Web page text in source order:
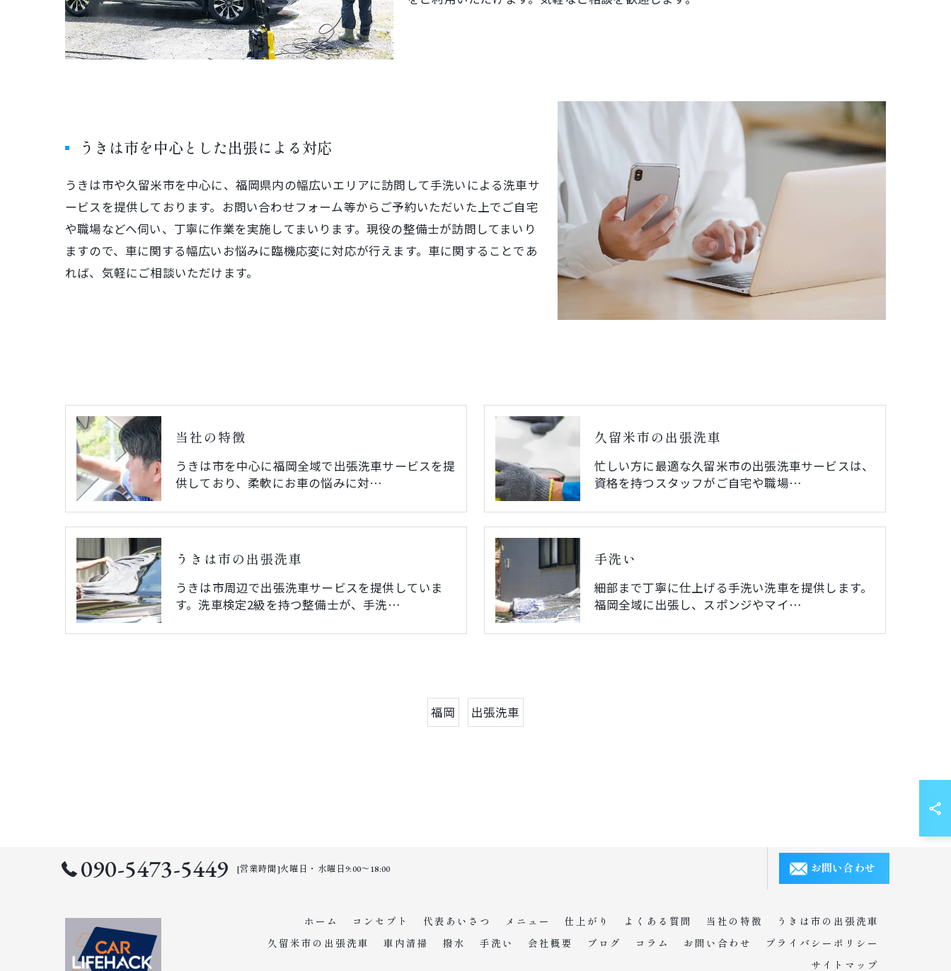
うきは市を中心とした出張による対応
うきは市や久留米市を中心に、福岡県内の幅広いエリアに訪問して手洗いによる洗車サ
ービスを提供しております。お問い合わせフォーム等からご予約いただいた上でご自宅
や職場などへ伺い、丁寧に作業を実施してまいります。現役の整備士が訪問してまいり
ますので、車に関する幅広いお悩みに臨機応変に対応が行えます。車に関することであ
れば、気軽にご相談いただけます。
当社の特徴
うきは市を中心に福岡全域で出張洗車サービスを提
供しており、柔軟にお車の悩みに対…
久留米市の出張洗車
忙しい方に最適な久留米市の出張洗車サービスは、
資格を持つスタッフがご自宅や職場…
うきは市の出張洗車
うきは市周辺で出張洗車サービスを提供していま
す。洗車検定2級を持つ整備士が、手洗…
手洗い
細部まで丁寧に仕上げる手洗い洗車を提供します。
福岡全域に出張し、スポンジやマイ…
福岡 出張洗車
090-5473-5449 [営業時間]火曜日・水曜日9:00～18:00 お問い合わせ
ホーム コンセプト 代表あいさつ メニュー 仕上がり よくある質問 当社の特徴
うきは市の出張洗車
久留米市の出張洗車
車内清掃 撥水 手洗い 会社概要 ブログ コラム お問い合わせ
プライバシーポリシー
サイトマップ